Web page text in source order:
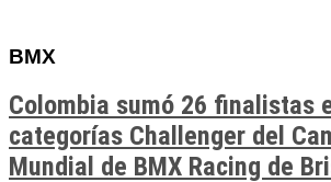
BMX
Colombia sumó 26 finalistas
categorías Challenger del
Mundial de BMX Racing de